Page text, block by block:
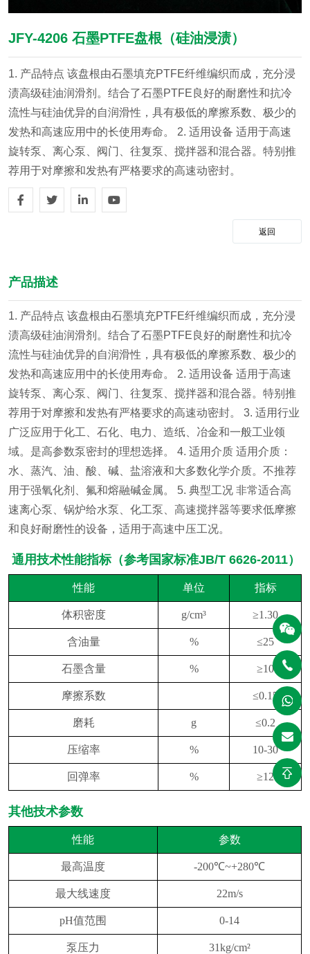
JFY-4206 石墨PTFE盘根（硅油浸渍）
1. 产品特点 该盘根由石墨填充PTFE纤维编织而成，充分浸
渍高级硅油润滑剂。结合了石墨PTFE良好的耐磨性和抗冷
流性与硅油优异的自润滑性，具有极低的摩擦系数、极少的
发热和高速应用中的长使用寿命。
2. 适用设备 适用于高速
旋转泵、离心泵、阀门、往复泵、搅拌器和混合器。特别推
荐用于对摩擦和发热有严格要求的高速动密封。
返回
产品描述
1. 产品特点 该盘根由石墨填充PTFE纤维编织而成，充分浸
渍高级硅油润滑剂。结合了石墨PTFE良好的耐磨性和抗冷
流性与硅油优异的自润滑性，具有极低的摩擦系数、极少的
发热和高速应用中的长使用寿命。
2. 适用设备 适用于高速
旋转泵、离心泵、阀门、往复泵、搅拌器和混合器。特别推
荐用于对摩擦和发热有严格要求的高速动密封。
3. 适用行业
广泛应用于化工、石化、电力、造纸、冶金和一般工业领
域。是高参数泵密封的理想选择。
4. 适用介质 适用介质：
水、蒸汽、油、酸、碱、盐溶液和大多数化学介质。不推荐
用于强氧化剂、氟和熔融碱金属。
5. 典型工况 非常适合高
速离心泵、锅炉给水泵、化工泵、高速搅拌器等要求低摩擦
和良好耐磨性的设备，适用于高速中压工况。
通用技术性能指标（参考国家标准JB/T 6626-2011）
性能 单位 指标
体积密度 g/cm³ ≥1.30
含油量 % ≤25
石墨含量 % ≥10
摩擦系数 ≤0.15
磨耗 g ≤0.2
压缩率 % 10-30
回弹率 % ≥12
其他技术参数
性能 参数
最高温度 -200℃~+280℃
最大线速度 22m/s
pH值范围 0-14
泵压力 31kg/cm²